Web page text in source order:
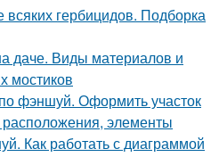
всяких гербицидов. Подборка
даче. Виды материалов и
мостиков
фэншуй. Оформить участок
элементы
Как работать с диаграммой